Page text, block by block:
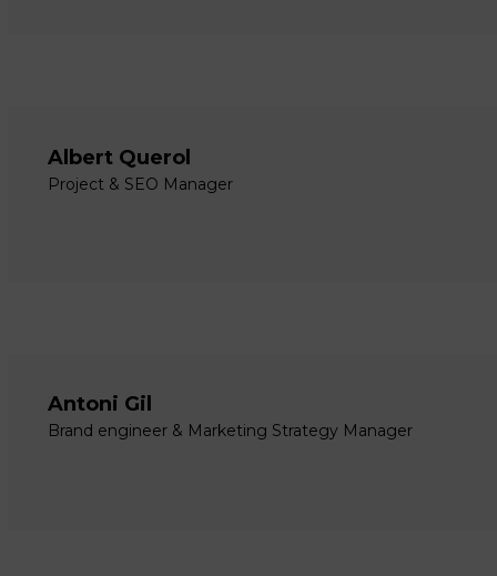
Albert Querol
Project & SEO Manager
Antoni Gil
Brand engineer & Marketing Strategy Manager